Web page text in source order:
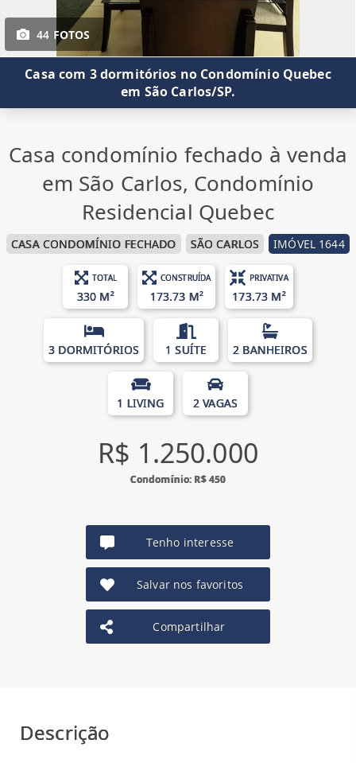
44 FOTOS
Casa com 3 dormitórios no Condomínio Quebec
em São Carlos/SP.
Casa condomínio fechado à venda
em São Carlos, Condomínio
Residencial Quebec
CASA CONDOMÍNIO FECHADO SÃO CARLOS IMÓVEL 1644
TOTAL
330 M²
CONSTRUÍDA
173.73 M²
PRIVATIVA
173.73 M²
3 DORMITÓRIOS 1 SUÍTE 2 BANHEIROS
1 LIVING 2 VAGAS
R$ 1.250.000
Condomínio: R$ 450
Tenho interesse
Salvar nos favoritos
Compartilhar
Descrição